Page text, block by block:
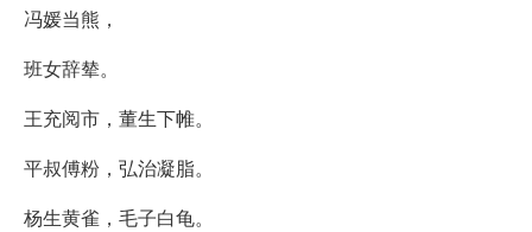
冯媛当熊，
班女辞辇。
王充阅市，董生下帷。
平叔傅粉，弘治凝脂。
杨生黄雀，毛子白龟。